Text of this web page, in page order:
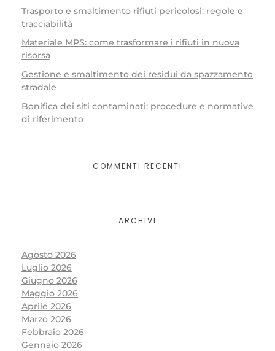
Trasporto e smaltimento rifiuti pericolosi: regole e
tracciabilità
Materiale MPS: come trasformare i rifiuti in nuova
risorsa
Gestione e smaltimento dei residui da spazzamento
stradale
Bonifica dei siti contaminati: procedure e normative
di riferimento
COMMENTI RECENTI
ARCHIVI
Agosto 2026
Luglio 2026
Giugno 2026
Maggio 2026
Aprile 2026
Marzo 2026
Febbraio 2026
Gennaio 2026